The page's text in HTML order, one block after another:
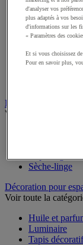
Voir toute la
Casserole
Couvercle et
Marmite,
Plat à four
Buanderie
Accessoires
Repassage
Décoration pour
Huile et
Luminaire
d'analyser vos
plus adaptés à vos
d'informations sur les
« Paramètres des
Et si vous choisissez
Pour en savoir plus,